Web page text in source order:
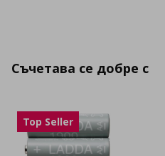
Съчетава се добре с
Top Seller